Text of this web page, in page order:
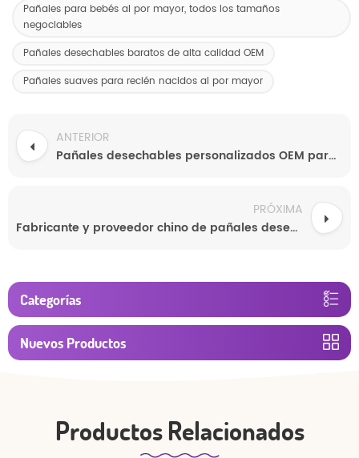
Pañales para bebés al por mayor, todos los tamaños
negociables
Pañales desechables baratos de alta calidad OEM
Pañales suaves para recién nacidos al por mayor
ANTERIOR
Pañales desechables personalizados OEM para bebés, ultrafinos, transpirables y de alta absorción.
PRÓXIMA
Fabricante y proveedor chino de pañales desechables para bebés de alta calidad, los más vendidos, venta al por mayor a precio de fábrica.
Categorías
Nuevos Productos
Productos Relacionados